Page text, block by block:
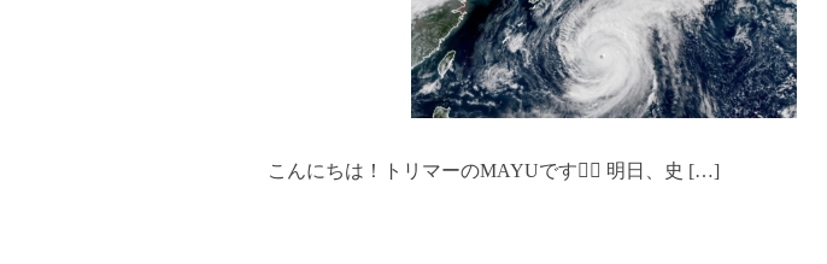
こんにちは！トリマーのMAYUです🙋‍♀️ 明日、史 […]